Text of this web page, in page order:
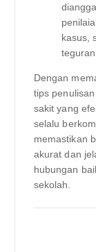
kasus,
Dengan
tips
sakit yang
selalu
memastikan
akurat dan
hubungan
sekolah.